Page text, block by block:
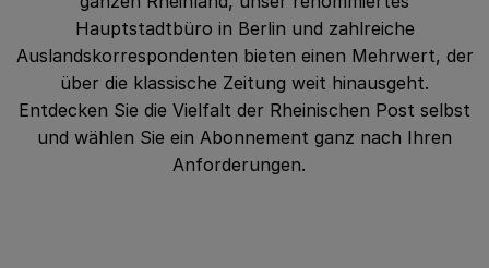
Hauptstadtbüro in Berlin und zahlreiche
Auslandskorrespondenten bieten einen Mehrwert, der
über die klassische Zeitung weit hinausgeht.
Entdecken Sie die Vielfalt der Rheinischen Post selbst
und wählen Sie ein Abonnement ganz nach Ihren
Anforderungen.